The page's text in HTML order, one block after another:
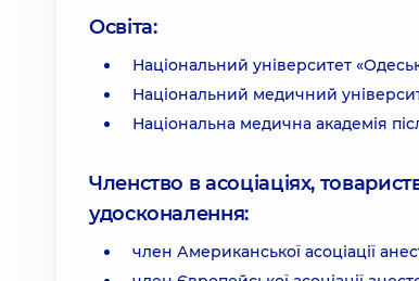
Освіта:
Національний університет
Національний медичний
Національна медична академія
Членство в асоціаціях,
удосконалення:
член Американської асоціації